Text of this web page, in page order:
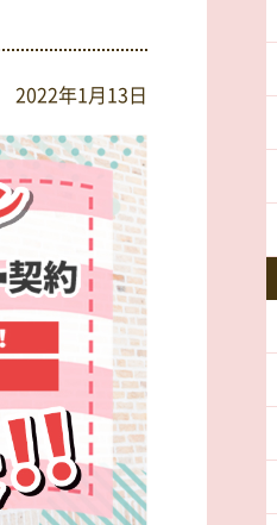
2022年1月13日